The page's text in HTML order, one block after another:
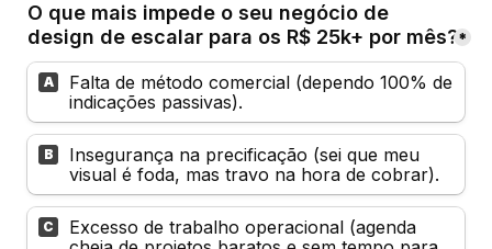
O que mais impede o seu negócio de
design de escalar para os R$ 25k+ por mês?*
A
Falta de método comercial (dependo 100% de
indicações passivas).
B
Insegurança na precificação (sei que meu
visual é foda, mas travo na hora de cobrar).
C
Excesso de trabalho operacional (agenda